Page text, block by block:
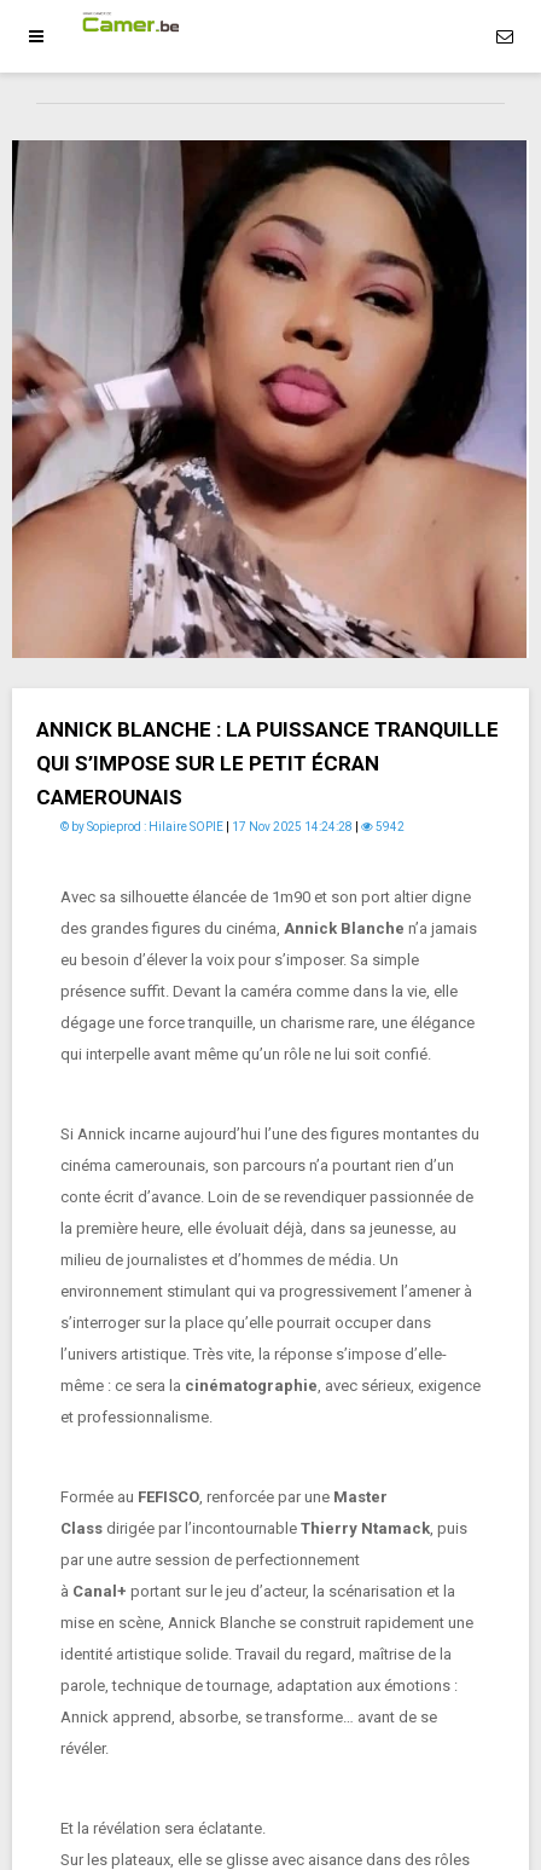
ANNICK BLANCHE : LA PUISSANCE TRANQUILLE
QUI S’IMPOSE SUR LE PETIT ÉCRAN
CAMEROUNAIS
© by Sopieprod : Hilaire SOPIE 17 Nov 2025 14:24:28 5942
Avec sa silhouette élancée de 1m90 et son port altier digne
des grandes figures du cinéma, Annick Blanche n’a jamais
eu besoin d’élever la voix pour s’imposer. Sa simple
présence suffit. Devant la caméra comme dans la vie, elle
dégage une force tranquille, un charisme rare, une élégance
qui interpelle avant même qu’un rôle ne lui soit confié.
Si Annick incarne aujourd’hui l’une des figures montantes du
cinéma camerounais, son parcours n’a pourtant rien d’un
conte écrit d’avance. Loin de se revendiquer passionnée de
la première heure, elle évoluait déjà, dans sa jeunesse, au
milieu de journalistes et d’hommes de média. Un
environnement stimulant qui va progressivement l’amener à
s’interroger sur la place qu’elle pourrait occuper dans
l’univers artistique. Très vite, la réponse s’impose d’elle-
même : ce sera la cinématographie, avec sérieux, exigence
et professionnalisme.
Formée au FEFISCO, renforcée par une Master
Class dirigée par l’incontournable Thierry Ntamack, puis
par une autre session de perfectionnement
à Canal+ portant sur le jeu d’acteur, la scénarisation et la
mise en scène, Annick Blanche se construit rapidement une
identité artistique solide. Travail du regard, maîtrise de la
parole, technique de tournage, adaptation aux émotions :
Annick apprend, absorbe, se transforme… avant de se
révéler.
Et la révélation sera éclatante.
Sur les plateaux, elle se glisse avec aisance dans des rôles